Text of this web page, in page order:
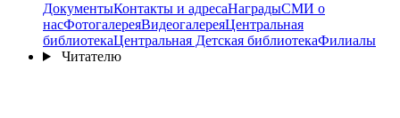
ДокументыКонтакты и адресаНаградыСМИ о
насФотогалереяВидеогалереяЦентральная
библиотекаЦентральная Детская библиотекаФилиалы
Читателю